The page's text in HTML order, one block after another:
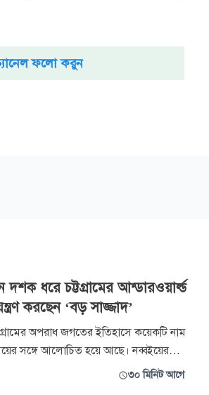
ফলো করুন
দশক ধরে চট্টগ্রামের আন্ডারওয়ার্ল্ড
করছেন ‘বড় সাজ্জাদ’
অপরাধ জগতের ইতিহাসে কয়েকটি নাম
সঙ্গে আলোচিত হয়ে আছে। নব্বইয়ের
শিবির ক্যাডার নাছিরের আধিপত্য ছিল
৩০ মিনিট আগে